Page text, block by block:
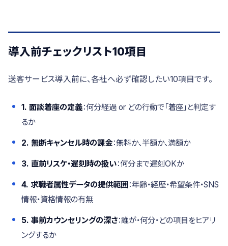
導入前チェックリスト10項目
送客サービス導入前に、各社へ必ず確認したい10項目です。
1. 面談着座の定義：何分経過 or どの行動で「着座」と判定す
るか
2. 無断キャンセル時の課金：無料か、半額か、満額か
3. 直前リスケ・遅刻時の扱い：何分まで遅刻OKか
4. 求職者属性データの提供範囲 ：年齢・経歴・希望条件・SNS
情報・資格情報の有無
5. 事前カウンセリングの深さ：誰が・何分・どの項目をヒアリ
ングするか